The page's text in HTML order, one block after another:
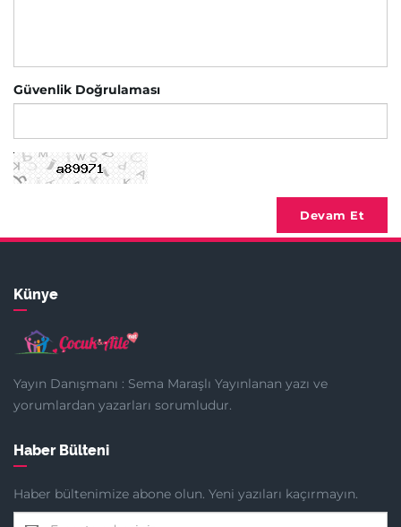
Güvenlik Doğrulaması
Devam Et
Künye
Yayın Danışmanı : Sema Maraşlı Yayınlanan yazı ve
yorumlardan yazarları sorumludur.
Haber Bülteni
Haber bültenimize abone olun. Yeni yazıları kaçırmayın.